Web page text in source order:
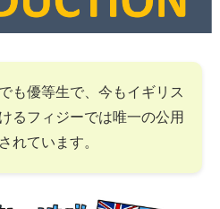
も優等生で、今もイギリス
るフィジーでは唯一の公用
れています。